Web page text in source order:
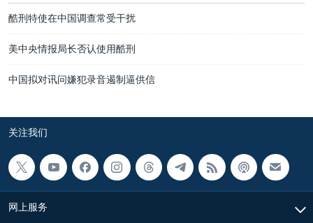
酷刑特使在中国调查常受干扰
美中央情报局长否认使用酷刑
中国拟对讯问嫌犯录音遏制逼供信
关注我们
网上服务